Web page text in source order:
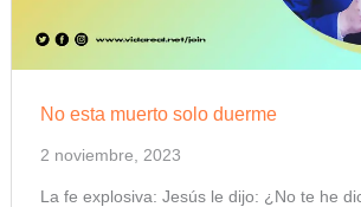
No esta muerto solo duerme
2 noviembre, 2023
La fe explosiva: Jesús le dijo: ¿No te he